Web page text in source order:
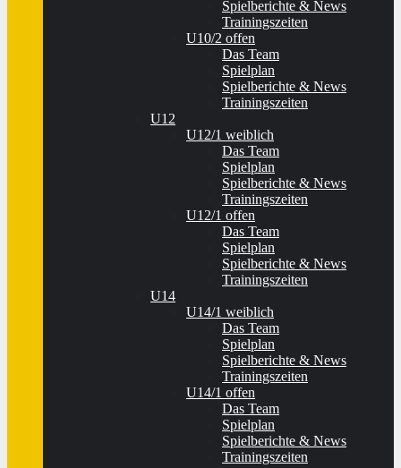
Spielberichte & News
Trainingszeiten
U10/2 offen
Das Team
Spielplan
Spielberichte & News
Trainingszeiten
U12
U12/1 weiblich
Das Team
Spielplan
Spielberichte & News
Trainingszeiten
U12/1 offen
Das Team
Spielplan
Spielberichte & News
Trainingszeiten
U14
U14/1 weiblich
Das Team
Spielplan
Spielberichte & News
Trainingszeiten
U14/1 offen
Das Team
Spielplan
Spielberichte & News
Trainingszeiten